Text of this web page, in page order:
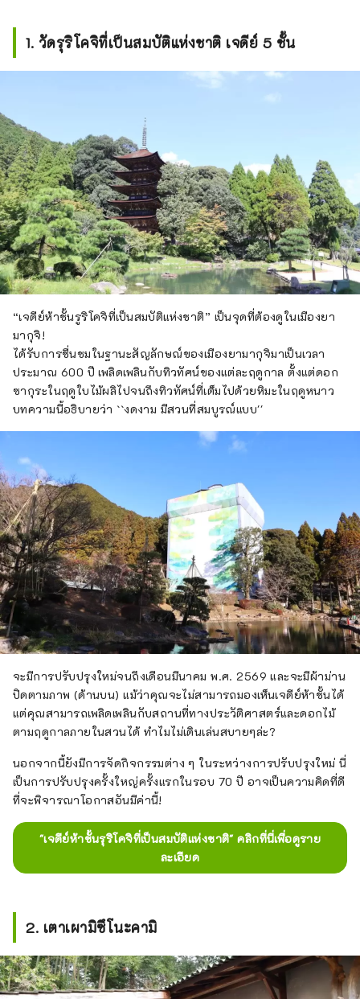
1. วัดรุริโคจิที่เป็นสมบัติแห่งชาติ เจดีย์ 5 ชั้น
“เจดีย์ห้าชั้นรูริโคจิที่เป็นสมบัติแห่งชาติ” เป็นจุดที่ต้องดูในเมืองยา
มากุจิ!
ได้รับการชื่นชมในฐานะสัญลักษณ์ของเมืองยามากุจิมาเป็นเวลา
ประมาณ 600 ปี เพลิดเพลินกับทิวทัศน์ของแต่ละฤดูกาล ตั้งแต่ดอก
ซากุระในฤดูใบไม้ผลิไปจนถึงทิวทัศน์ที่เต็มไปด้วยหิมะในฤดูหนาว
บทความนี้อธิบายว่า ``งดงาม มีสวนที่สมบูรณ์แบบ''
จะมีการปรับปรุงใหม่จนถึงเดือนมีนาคม พ.ศ. 2569 และจะมีผ้าม่าน
ปิดตามภาพ (ด้านบน) แม้ว่าคุณจะไม่สามารถมองเห็นเจดีย์ห้าชั้นได้
แต่คุณสามารถเพลิดเพลินกับสถานที่ทางประวัติศาสตร์และดอกไม้
ตามฤดูกาลภายในสวนได้ ทำไมไม่เดินเล่นสบายๆล่ะ?
นอกจากนี้ยังมีการจัดกิจกรรมต่าง ๆ ในระหว่างการปรับปรุงใหม่ นี่
เป็นการปรับปรุงครั้งใหญ่ครั้งแรกในรอบ 70 ปี อาจเป็นความคิดที่ดี
ที่จะพิจารณาโอกาสอันมีค่านี้!
"เจดีย์ห้าชั้นรุริโคจิที่เป็นสมบัติแห่งชาติ" คลิกที่นี่เพื่อดูราย
ละเอียด
2. เตาเผามิซึโนะคามิ